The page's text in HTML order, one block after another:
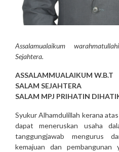
Assalamualaikum
Sejahtera.
ASSALAMMUALAIKUM W.B.T
SALAM SEJAHTERA
SALAM MPJ PRIHATIN
Syukur Alhamdulillah kerana
dapat meneruskan usaha
tanggungjawab mengurus
kemajuan dan